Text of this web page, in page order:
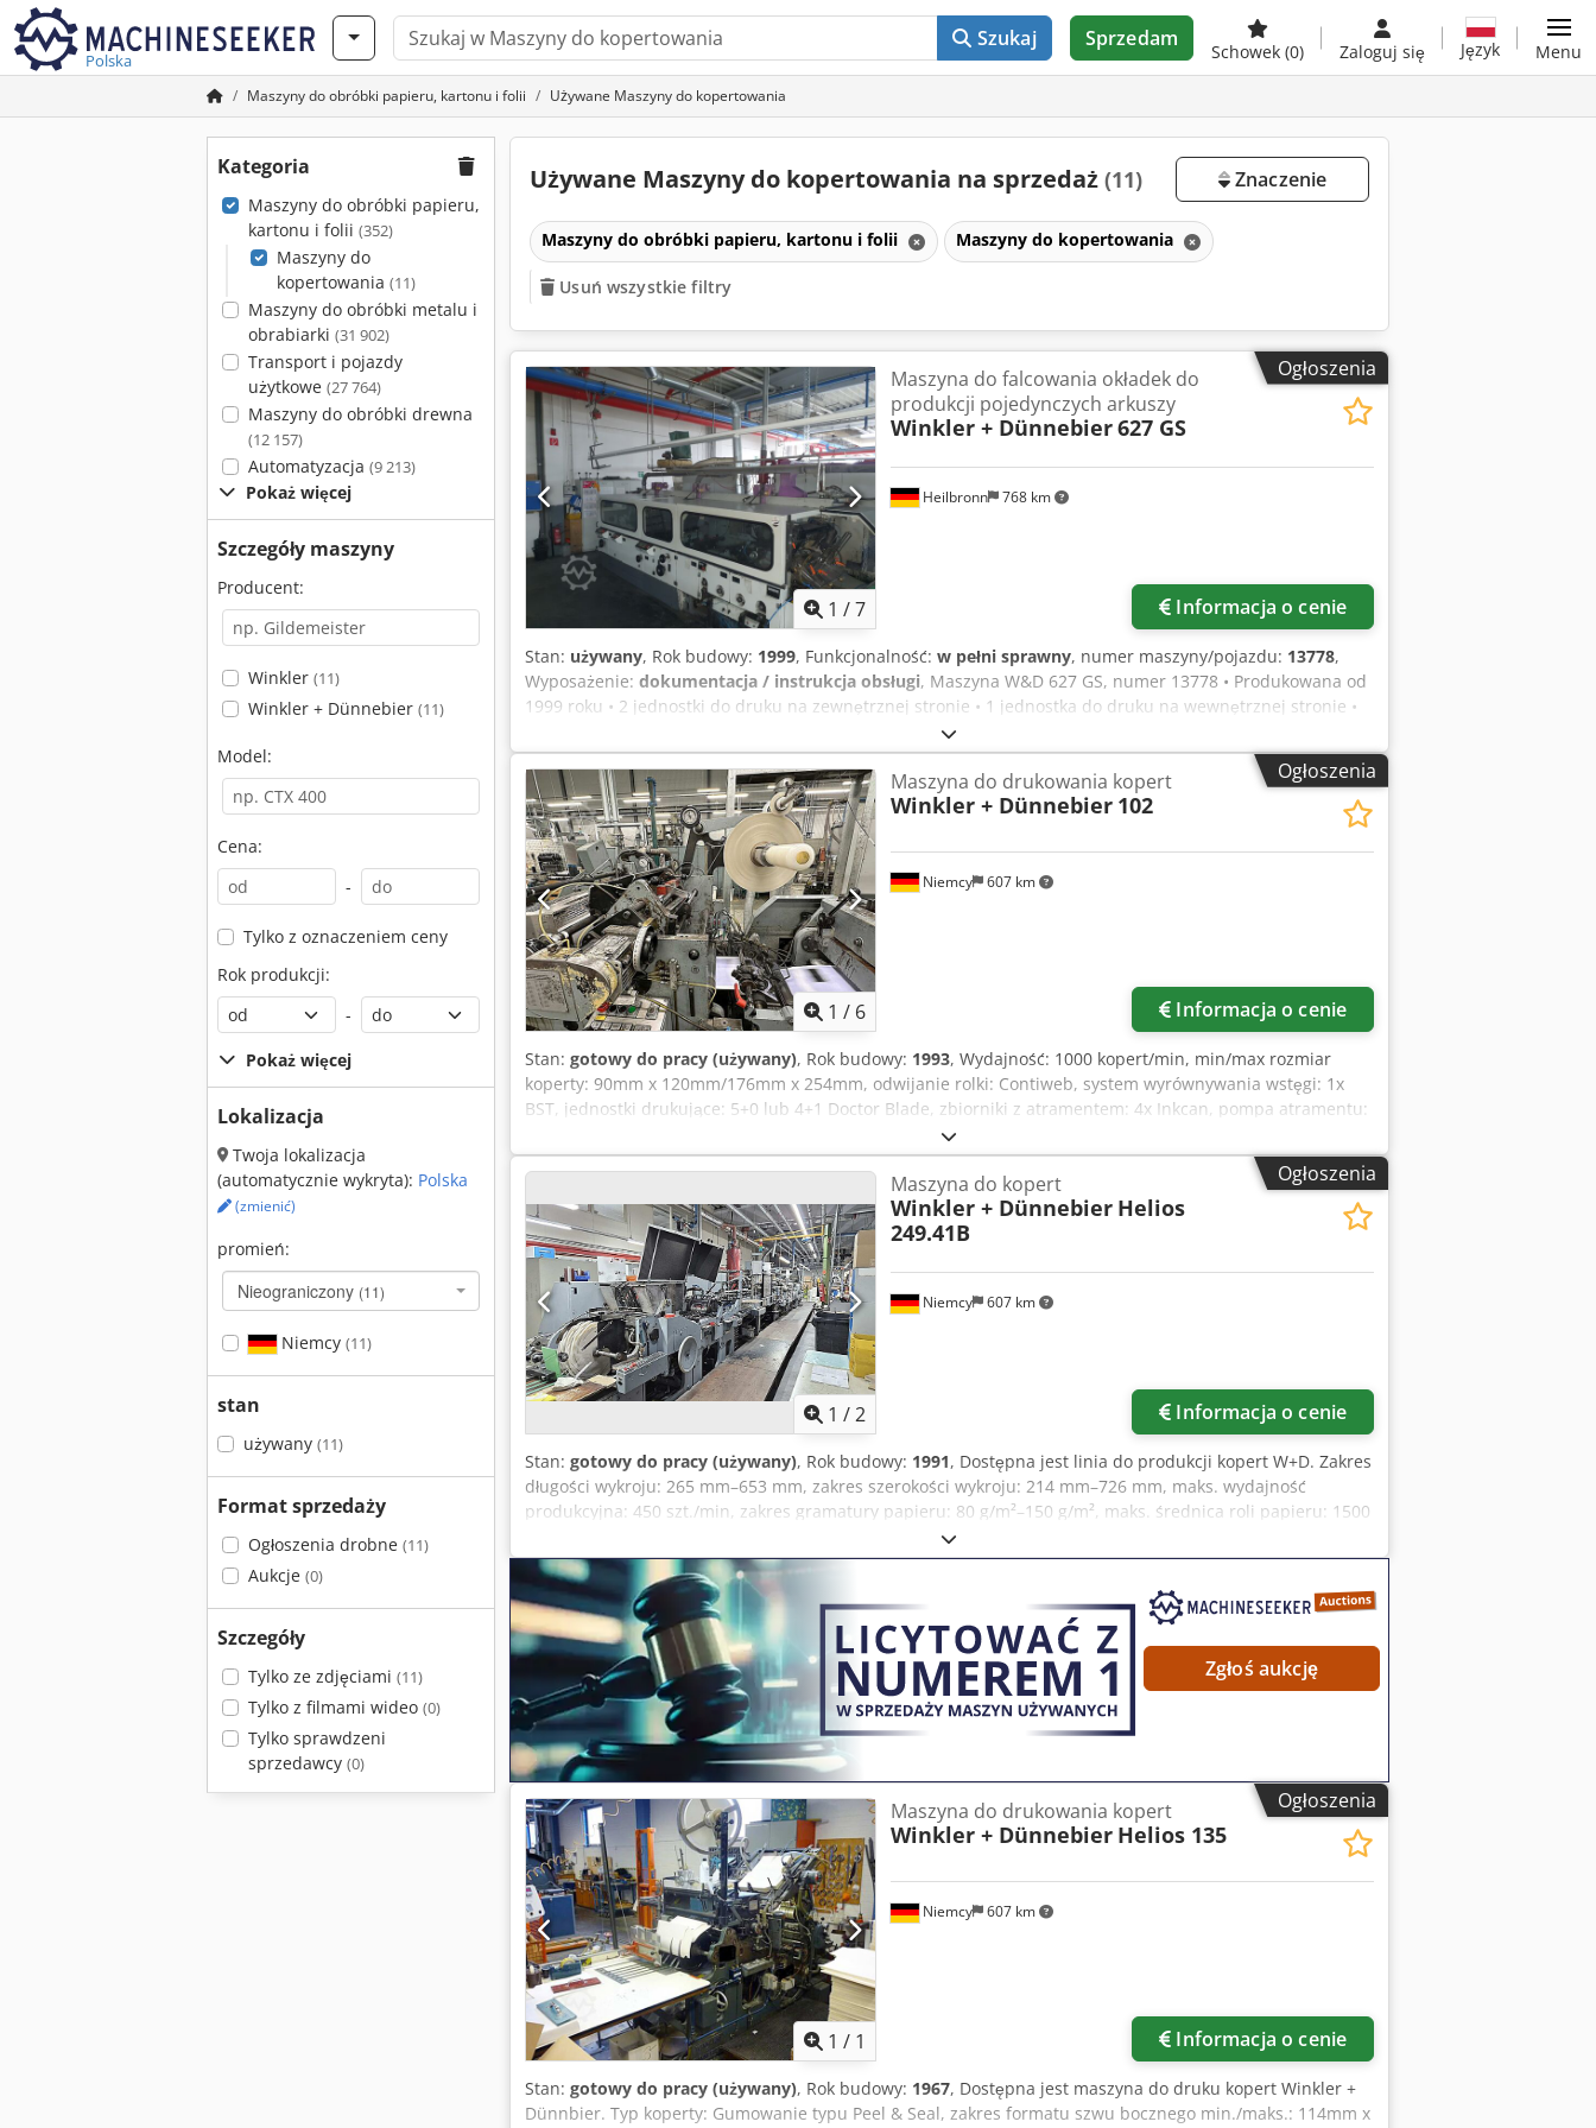
Polska
Szukaj Sprzedam
Schowek (0) Zaloguj się Język Menu
Maszyny do obróbki papieru, kartonu i folii Używane Maszyny do kopertowania
Kategoria
Maszyny do obróbki papieru,
kartonu i folii (352)
Maszyny do
kopertowania (11)
Maszyny do obróbki metalu i
obrabiarki (31 902)
Transport i pojazdy
użytkowe (27 764)
Maszyny do obróbki drewna
(12 157)
Automatyzacja (9 213)
Pokaż więcej
Szczegóły maszyny
Producent:
Winkler (11)
Winkler + Dünnebier (11)
Model:
Cena:
-
Tylko z oznaczeniem ceny
Rok produkcji:
-
Pokaż więcej
Lokalizacja
Twoja lokalizacja
(automatycznie wykryta): Polska
(zmienić)
promień:
Nieograniczony (11)
Niemcy (11)
stan
używany (11)
Format sprzedaży
Ogłoszenia drobne (11)
Aukcje (0)
Szczegóły
Tylko ze zdjęciami (11)
Tylko z filmami wideo (0)
Tylko sprawdzeni
sprzedawcy (0)
Używane Maszyny do kopertowania na sprzedaż (11) Znaczenie
Maszyny do obróbki papieru, kartonu i folii Maszyny do kopertowania
Usuń wszystkie filtry
Ogłoszenia
1 /7
Heilbronn 768 km
Maszyna do falcowania okładek do
produkcji pojedynczych arkuszy
Winkler + Dünnebier627 GS
Informacja o cenie
Stan: używany, Rok budowy: 1999, Funkcjonalność: w pełni sprawny, numer maszyny/pojazdu: 13778,
Wyposażenie: dokumentacja / instrukcja obsługi, Maszyna W&D 627 GS, numer 13778 • Produkowana od
1999 roku • 2 jednostki do druku na zewnętrznej stronie • 1 jednostka do druku na wewnętrznej stronie •
Klejenie/Samoprzylepne/Klejenie na gorąco • Sekcja bocznych klapek zewnętrznych Crjdpfxjzlh Nbs Adpsf
• 1 sekcja okienkowa • Układy sterowania napędem zmodernizowane do systemu Indra Drive firmy Bosch
REXROTH przez W&D • Najmniejszy rozmiar produktu: 83 x 120 mm • Największy rozmiar produktu: 185 x
330 mm • Stacja do składania i odcinania • Maksymalna wydajność: 500 cykli
Ogłoszenia
1 / 6
Niemcy 607 km
Maszyna do drukowania kopert
Winkler + Dünnebier 102
Informacja o cenie
Stan: gotowy do pracy (używany), Rok budowy: 1993, Wydajność: 1000 kopert/min, min/max rozmiar
koperty: 90mm x 120mm/176mm x 254mm, odwijanie rolki: Contiweb, system wyrównywania wstęgi: 1x
BST, jednostki drukujące: 5+0 lub 4+1 Doctor Blade, zbiorniki z atramentem: 4x Inkcan, pompa atramentu:
4x Pneumatic, jednostka okienkowa: tradycyjne noże dziurkujące i papier samoprzylepny. W tym górny i
dolny rysik, jednostka smarowania czasowego, uszczelnianie lateksowe i dekstrynowe, suszenie w
podczerwieni, elektroniczny licznik i monitorowanie. Codpetqnuxefx Adperf
Ogłoszenia
1 /2
Niemcy 607 km
Maszyna do kopert
Winkler + Dünnebier Helios
249.41B
Informacja o cenie
Stan: gotowy do pracy (używany), Rok budowy: 1991, Dostępna jest linia do produkcji kopert W+D. Zakres
długości wykroju: 265 mm–653 mm, zakres szerokości wykroju: 214 mm–726 mm, maks. wydajność
produkcyjna: 450 szt./min, zakres gramatury papieru: 80 g/m²–150 g/m², maks. średnica roli papieru: 1500
mm, maks. szerokość roli papieru: 686 mm, zakres szerokości roli okienkowej: 30 mm–490 mm, zakres
długości wykroju materiału okienkowego: 55 mm–280 mm. Dokumentacja dostępna. Możliwość obejrzenia
na miejscu. Crjdpoyyy Nljfx Adpjf
Zgłoś aukcję
Ogłoszenia
1 / 1
Niemcy 607 km
Maszyna do drukowania kopert
Winkler + Dünnebier Helios 135
Informacja o cenie
Stan: gotowy do pracy (używany), Rok budowy: 1967, Dostępna jest maszyna do druku kopert Winkler +
Dünnbier. Typ koperty: Gumowanie typu Peel & Seal, zakres formatu szwu bocznego min./maks.: 114mm x